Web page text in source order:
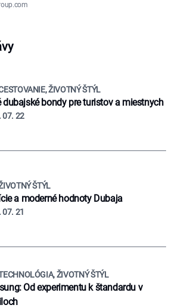
ŽIVOTNÝ ŠTÝL
dubajské bondy pre turistov a miestnych
07. 22
ŠTÝL
a moderné hodnoty Dubaja
21
ŽIVOTNÝ ŠTÝL
Od experimentu k štandardu v